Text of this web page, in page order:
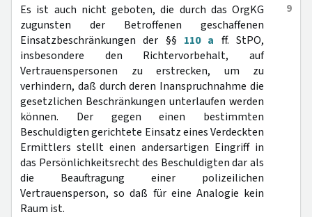
9
Es ist auch nicht geboten, die durch das OrgKG
zugunsten der Betroffenen geschaffenen
Einsatzbeschränkungen der §§ 110 a ff. StPO,
insbesondere den Richtervorbehalt, auf
Vertrauenspersonen zu erstrecken, um zu
verhindern, daß durch deren Inanspruchnahme die
gesetzlichen Beschränkungen unterlaufen werden
können. Der gegen einen bestimmten
Beschuldigten gerichtete Einsatz eines Verdeckten
Ermittlers stellt einen andersartigen Eingriff in
das Persönlichkeitsrecht des Beschuldigten dar als
die Beauftragung einer polizeilichen
Vertrauensperson, so daß für eine Analogie kein
Raum ist.